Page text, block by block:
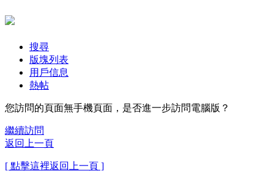
搜尋
版塊列表
用戶信息
熱帖
您訪問的頁面無手機頁面，是否進一步訪問電腦版？
繼續訪問
返回上一頁
[ 點擊這裡返回上一頁 ]